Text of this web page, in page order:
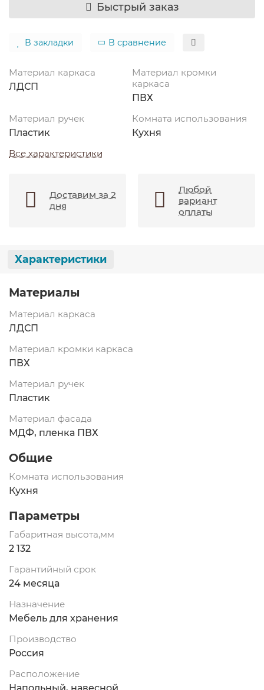
Быстрый заказ
В закладки В сравнение
Материал каркаса
ЛДСП
Материал кромки
каркаса
ПВХ
Материал ручек
Пластик
Комната использования
Кухня
Все характеристики
Доставим за 2
дня
Любой
вариант
оплаты
Характеристики
Материалы
Материал каркаса
ЛДСП
Материал кромки каркаса
ПВХ
Материал ручек
Пластик
Материал фасада
МДФ, пленка ПВХ
Общие
Комната использования
Кухня
Параметры
Габаритная высота,мм
2 132
Гарантийный срок
24 месяца
Назначение
Мебель для хранения
Производство
Россия
Расположение